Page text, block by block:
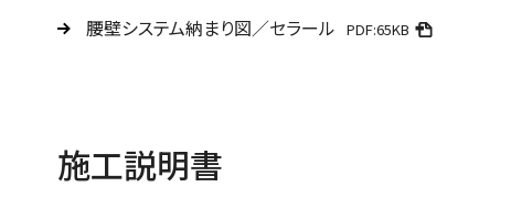
腰壁システム納まり図／セラール PDF:65KB
施工説明書